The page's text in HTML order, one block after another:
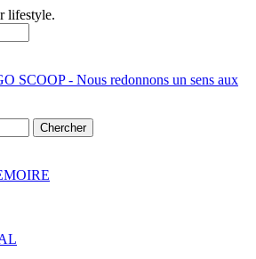
lifestyle.
SCOOP - Nous redonnons un sens aux